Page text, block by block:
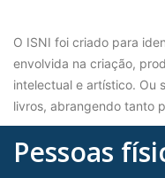
O ISNI foi criado para
envolvida na criação,
intelectual e artístico. Ou
livros, abrangendo tanto
Pessoas